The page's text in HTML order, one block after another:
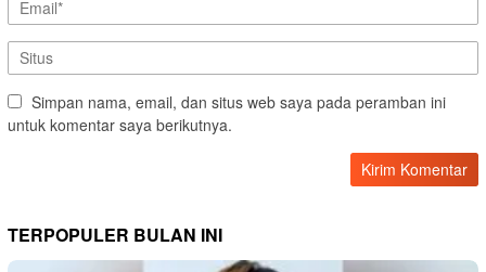
Simpan nama, email, dan situs web saya pada peramban ini
untuk komentar saya berikutnya.
TERPOPULER BULAN INI